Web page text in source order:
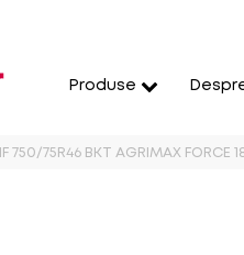
Produse
IF 750/75R46 BKT AGRIMAX FORCE